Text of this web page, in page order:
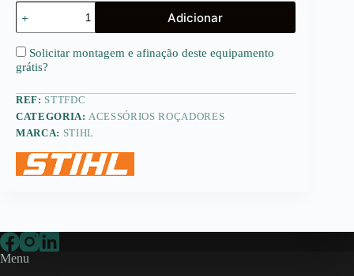
Quantidade
de
Tiras
de
fio
para
Adicionar
Solicitar montagem e afinação deste equipamento
grátis?
REF: STTFDC
CATEGORIA:ACESSÓRIOS ROÇADORES
MARCA: STIHL
Menu